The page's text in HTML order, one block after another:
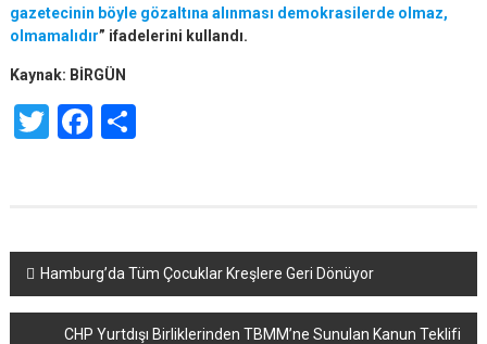
gazetecinin böyle gözaltına alınması demokrasilerde olmaz,
olmamalıdır” ifadelerini kullandı.
Kaynak: BİRGÜN
TwitterFacebook
Share
Yazı
dolaşımı
Hamburg’da Tüm Çocuklar Kreşlere Geri Dönüyor
CHP Yurtdışı Birliklerinden TBMM’ne Sunulan Kanun Teklifi